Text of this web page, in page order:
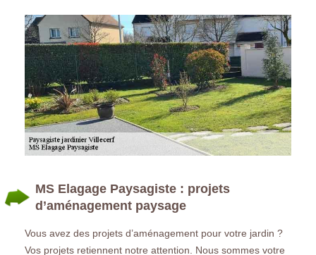
MS Elagage Paysagiste : projets
d’aménagement paysage
Vous avez des projets d’aménagement pour votre jardin ?
Vos projets retiennent notre attention. Nous sommes votre